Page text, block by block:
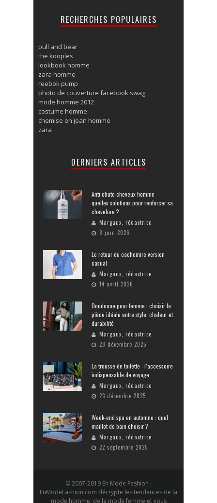
RECHERCHES POPULAIRES
pull and bear
the kooples
lookbook homme
zara homme
reebok pump
photo de couverture facebook swag
mode homme 2012
costume homme
chemise en jean homme
zara
DERNIERS ARTICLES
Anti chute cheveux homme :
quelles solutions pour renforcer sa
chevelure ?
Margaux, rédactrice
8 juin 2026
Le retour du cachemire version
casual
Margaux, rédactrice
14 avril 2026
Doudoune pour femme : choisir la
pièce idéale entre style, chaleur et
durabilité
Margaux, rédactrice
28 décembre 2025
La trousse de toilette : l’accessoire
indispensable de voyage
Margaux, rédactrice
23 décembre 2025
Week-end spa en automne : quel
maillot de bain choisir ?
Margaux, rédactrice
22 septembre 2025
© 2007-2019 En Mode Fashion -
EnModeFashion.com décrypte les tendances de la
mode homme, de la mode femme et vous